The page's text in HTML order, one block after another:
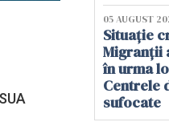
05 AUGUST
Situație
Migranții
în urma
Centrele
sufocate